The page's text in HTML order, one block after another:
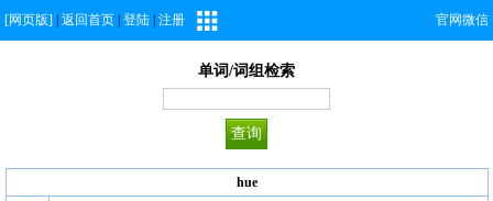
[网页版] 返回首页 登陆 注册 官网微信
单词/词组检索
hue